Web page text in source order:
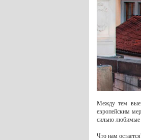
Между тем
европейским
сильно любимые
Что нам